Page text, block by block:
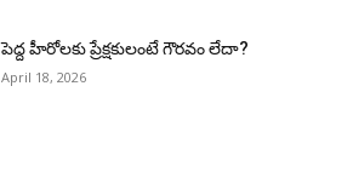
పెద్ద హీరోల‌కు ప్రేక్ష‌కులంటే గౌర‌వం లేదా?
April 18, 2026